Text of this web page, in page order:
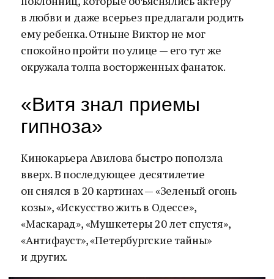
в любви и даже всерьез предлагали родить
ему ребенка. Отныне Виктор не мог
спокойно пройти по улице — его тут же
окружала толпа восторженных фанаток.
«Витя знал приемы
гипноза»
Кинокарьера Авилова быстро поползла
вверх. В последующее десятилетие
он снялся в 20 картинах — «Зеленый огонь
козы», «Искусство жить в Одессе»,
«Маскарад», «Мушкетеры 20 лет спустя»,
«Антифауст», «Петербургские тайны»
и других.